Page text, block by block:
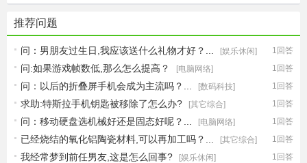
推荐问题
1回答
问：男朋友过生日,我应该送什么礼物才好？...
[娱乐休闲]
1回答
问:如果游戏帧数低,那么怎么提高？
[电脑网络]
1回答
问：以后的折叠屏手机会成为主流吗？...
[数码科技]
1回答
求助:特斯拉手机钥匙被移除了怎么办?
[其它综合]
1回答
问：移动硬盘选机械好还是固态好呢？...
[电脑网络]
1回答
已经烧结的氧化铝陶瓷材料,可以再加工吗？...
[其它综合]
1回答
我经常梦到前任男友,这是怎么回事?
[娱乐休闲]